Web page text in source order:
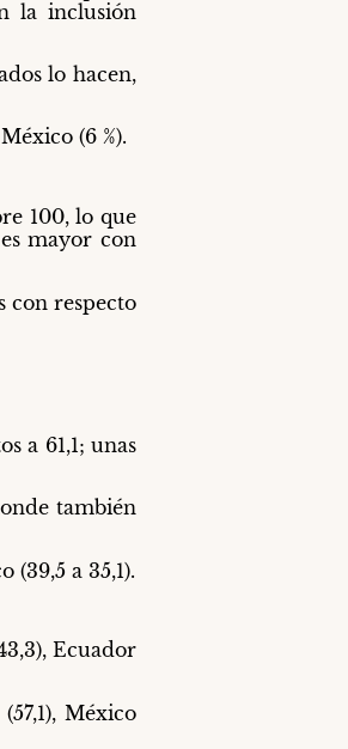
la inclusión
lo hacen,
(6 %).
100, lo que
mayor con
con respecto
a 61,1; unas
también
(39,5 a 35,1).
Ecuador
México